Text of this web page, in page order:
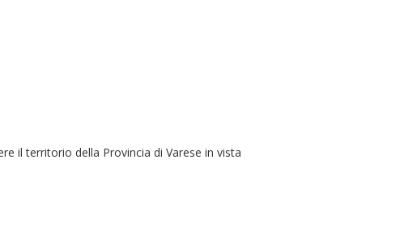
il territorio della Provincia di Varese in vista